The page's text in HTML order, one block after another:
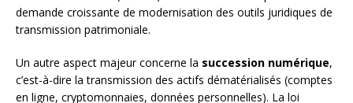
demande croissante de modernisation des outils juridiques de
transmission patrimoniale.
Un autre aspect majeur concerne la succession numérique,
c’est-à-dire la transmission des actifs dématérialisés (comptes
en ligne, cryptomonnaies, données personnelles). La loi